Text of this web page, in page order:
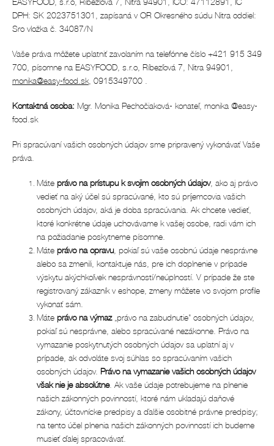
EASYFOOD, s.r.o, Ríbezľová 7, Nitra 94901, IČO: 47112891, IČ
DPH: SK 2023751301, zapísaná v OR Okresného súdu Nitra oddiel:
Sro vložka č. 34087/N
Vaše práva môžete uplatniť zavolaním na telefónne číslo +421 915 349
700, písomne na EASYFOOD, s.r.o, Ríbezľová 7, Nitra 94901,
monika@easy-food.sk, 0915349700 .
Kontaktná osoba: Mgr. Monika Pechočiaková- konateľ, monika @easy-
food.sk
Pri spracúvaní vašich osobných údajov sme pripravený vykonávať Vaše
práva.
Máte právo na prístupu k svojim osobných údajov, ako aj právo
vedieť na aký účel sú spracúvané, kto sú príjemcovia vašich
osobných údajov, aká je doba spracúvania. Ak chcete vedieť,
ktoré konkrétne údaje uchovávame k vašej osobe, radi vám ich
na požiadanie poskytneme písomne.
Máte právo na opravu, pokiaľ sú vaše osobnú údaje nesprávne
alebo sa zmenili, kontaktuje nás, pre ich doplnenie v prípade
výskytu akýchkoľvek nesprávností/neúplností. V prípade že ste
registrovaný zákazník v eshope, zmeny môžete vo svojom profile
vykonať sám.
Máte právo na výmaz„právo na zabudnutie" osobných údajov,
pokiaľ sú nesprávne, alebo spracúvané nezákonne. Právo na
vymazanie poskytnutých osobných údajov sa uplatní aj v
prípade, ak odvoláte svoj súhlas so spracúvaním vašich
osobných údajov. Právo na vymazanie vašich osobných údajov
však nie je absolútne. Ak vaše údaje potrebujeme na plnenie
našich zákonných povinností, ktoré nám ukladajú daňové
zákony, účtovnícke predpisy a ďalšie osobitné právne predpisy;
na tento účel plnenia našich zákonných povinností ich budeme
musieť ďalej spracovávať.